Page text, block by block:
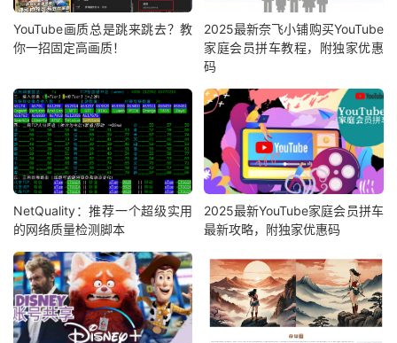
YouTube画质总是跳来跳去？教
你一招固定高画质！
2025最新奈飞小铺购买YouTube
家庭会员拼车教程，附独家优惠
码
NetQuality：推荐一个超级实用
的网络质量检测脚本
2025最新YouTube家庭会员拼车
最新攻略，附独家优惠码